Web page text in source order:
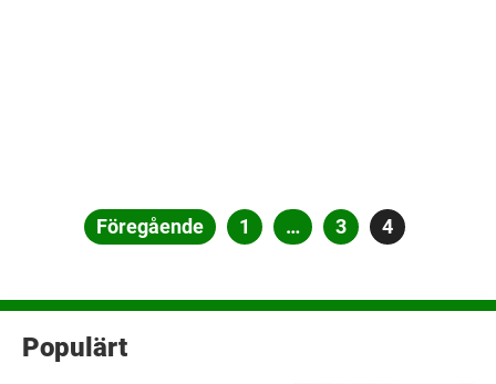
Sidnumrering
Föregående Sida
1 … Sida
3 Sida
4
Populärt